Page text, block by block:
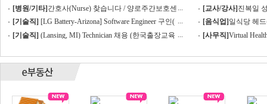
or / 프로그램 디렉터를 구합니다.
...
[병원/기타]간호사(Nurse) 찾습니다 / 양로주간보호센
터
...
[기술직] [LG Battery-Arizona] Software Engineer 구인(
컴싸 전공 우대) OPT 지원가능
[기술직] (Lansing, MI) Technician 채용 (한국출장교육
CO/ACSL 코딩 수업
[교사/강사]진복일
[음식업] 일식당 헤
[사무직]Virtual